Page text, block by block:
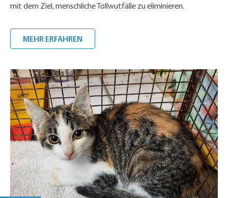
mit dem Ziel, menschliche Tollwutfälle zu eliminieren.
MEHR ERFAHREN